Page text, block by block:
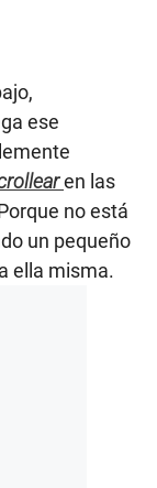
ese
en las
no está
un pequeño
ella misma.